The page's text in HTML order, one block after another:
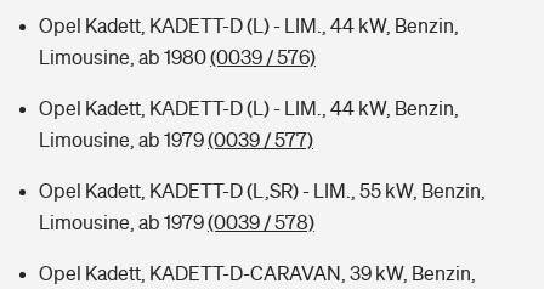
Opel Kadett, KADETT-D (L) - LIM., 44 kW, Benzin,
Limousine, ab 1980(0039 / 576)
Opel Kadett, KADETT-D (L) - LIM., 44 kW, Benzin,
Limousine, ab 1979(0039 / 577)
Opel Kadett, KADETT-D (L,SR) - LIM., 55 kW, Benzin,
Limousine, ab 1979(0039 / 578)
Opel Kadett, KADETT-D-CARAVAN, 39 kW, Benzin,